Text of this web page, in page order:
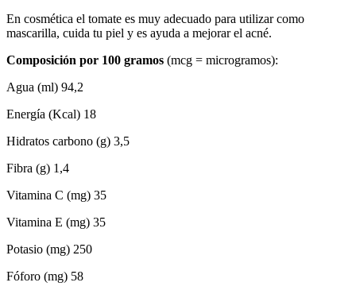
En cosmética el tomate es muy adecuado para utilizar como
mascarilla, cuida tu piel y es ayuda a mejorar el acné.
Composición por 100 gramos (mcg = microgramos):
Agua (ml) 94,2
Energía (Kcal) 18
Hidratos carbono (g) 3,5
Fibra (g) 1,4
Vitamina C (mg) 35
Vitamina E (mg) 35
Potasio (mg) 250
Fóforo (mg) 58